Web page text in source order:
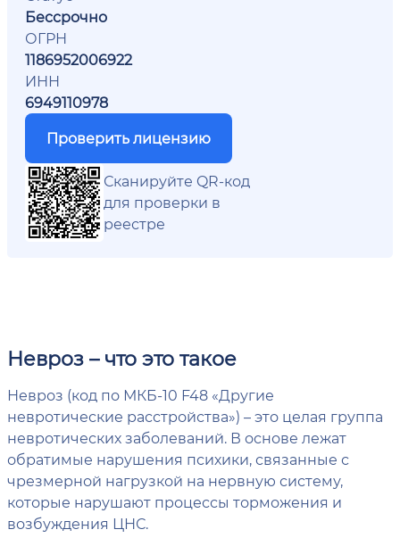
Бессрочно
ОГРН
1186952006922
ИНН
6949110978
Проверить лицензию
Сканируйте QR-код
для проверки в
реестре
Невроз – что это такое
Невроз (код по МКБ-10 F48 «Другие
невротические расстройства») – это целая группа
невротических заболеваний. В основе лежат
обратимые нарушения психики, связанные с
чрезмерной нагрузкой на нервную систему,
которые нарушают процессы торможения и
возбуждения ЦНС.